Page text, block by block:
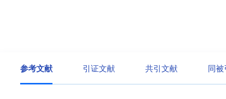
参考文献 引证文献 共引文献 同